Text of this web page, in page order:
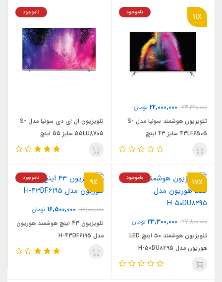
11٪
24,620,000
22,000,000 تومان
ناموجود
تلویزیون هوشمند سونیا مدل S-
43LF6505 سایز 43 اینچ
ناموجود
تلویزیون ال ای دی سونیا مدل S-
55LU8705 سایز 55 اینچ
17٪
27,800,000
23,300,000 تومان
ناموجود
تلویزیون هوشمند ۵۰ اینچ LED
هوریون مدل H-۵۰DU۸۲95
9٪
18,000,000
16,500,000 تومان
ناموجود
تلویزیون 43 اینچ هوشمند هوریون
مدل H-43DF6195